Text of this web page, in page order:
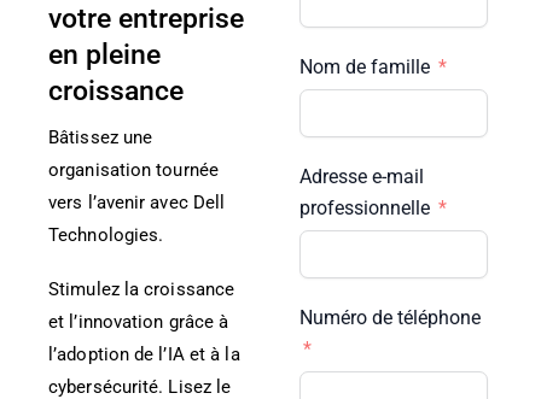
votre entreprise
en pleine
croissance
Bâtissez une
organisation tournée
vers l’avenir avec Dell
Technologies.
Stimulez la croissance
et l’innovation grâce à
l’adoption de l’IA et à la
cybersécurité. Lisez le
Nom de famille
Adresse e-mail
professionnelle
Numéro de téléphone